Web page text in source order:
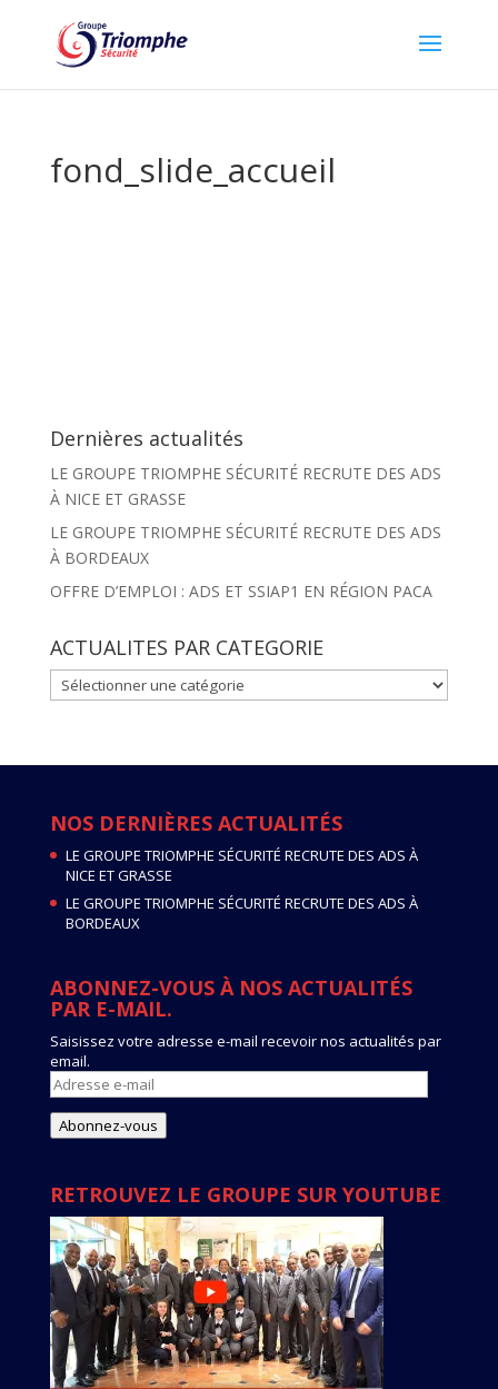
fond_slide_accueil
Dernières actualités
LE GROUPE TRIOMPHE SÉCURITÉ RECRUTE DES ADS
À NICE ET GRASSE
LE GROUPE TRIOMPHE SÉCURITÉ RECRUTE DES ADS
À BORDEAUX
OFFRE D’EMPLOI : ADS ET SSIAP1 EN RÉGION PACA
ACTUALITES PAR CATEGORIE
ACTUALITES
PAR
NOS DERNIÈRES ACTUALITÉS
LE GROUPE TRIOMPHE SÉCURITÉ RECRUTE DES ADS À
NICE ET GRASSE
LE GROUPE TRIOMPHE SÉCURITÉ RECRUTE DES ADS À
BORDEAUX
ABONNEZ-VOUS À NOS ACTUALITÉS
PAR E-MAIL.
Saisissez votre adresse e-mail recevoir nos actualités par
email.
Adresse
e-
mail
Abonnez-vous
RETROUVEZ LE GROUPE SUR YOUTUBE